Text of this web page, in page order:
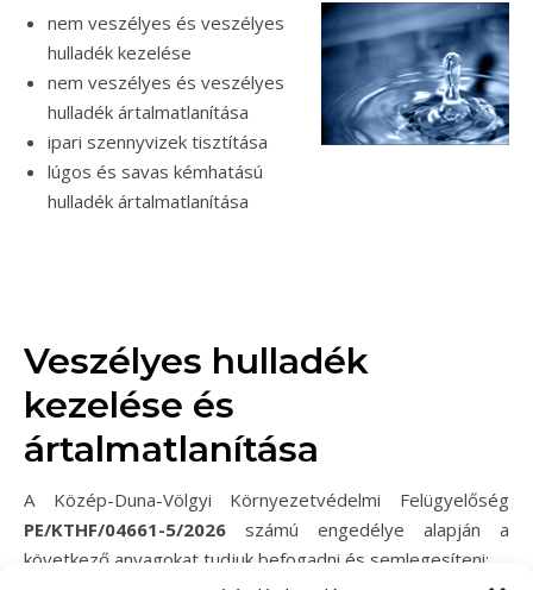
nem veszélyes és veszélyes
hulladék kezelése
nem veszélyes és veszélyes
hulladék ártalmatlanítása
ipari szennyvizek tisztítása
lúgos és savas kémhatású
hulladék ártalmatlanítása
Veszélyes hulladék
kezelése és
ártalmatlanítása
A Közép-Duna-Völgyi Környezetvédelmi Felügyelőség
PE/KTHF/04661-5/2026 számú engedélye alapján a
következő anyagokat tudjuk befogadni és semlegesíteni: